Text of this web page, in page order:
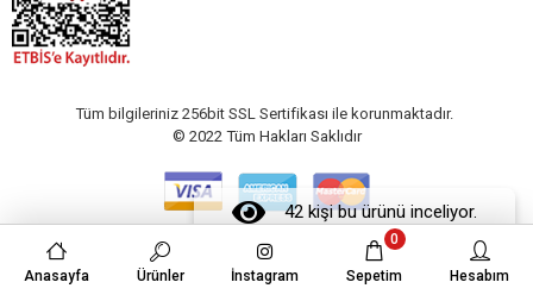
42 kişi bu ürünü inceliyor.
Tüm bilgileriniz 256bit SSL Sertifikası ile korunmaktadır.
© 2022 Tüm Hakları Saklıdır
Anasayfa Ürünler İnstagram Sepetim
0
Hesabım